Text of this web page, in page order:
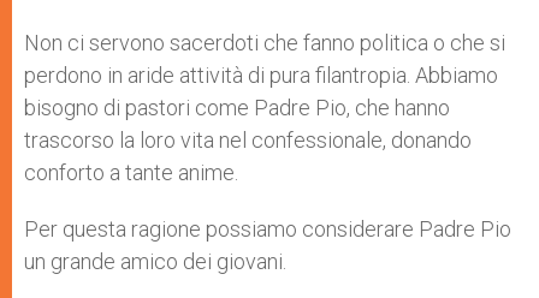
Non ci servono sacerdoti che fanno politica o che si
perdono in aride attività di pura filantropia. Abbiamo
bisogno di pastori come Padre Pio, che hanno
trascorso la loro vita nel confessionale, donando
conforto a tante anime.
Per questa ragione possiamo considerare Padre Pio
un grande amico dei giovani.